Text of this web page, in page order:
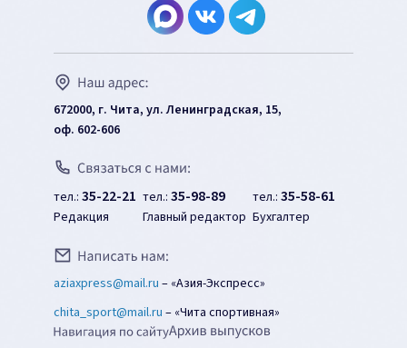
672000, г. Чита, ул. Ленинградская, 15,
оф. 602-606
тел.: 35-22-21
Редакция
тел.: 35-98-89
Главный редактор
тел.: 35-58-61
Бухгалтер
aziaxpress@mail.ru – «Азия-Экспресс»
chita_sport@mail.ru – «Чита спортивная»